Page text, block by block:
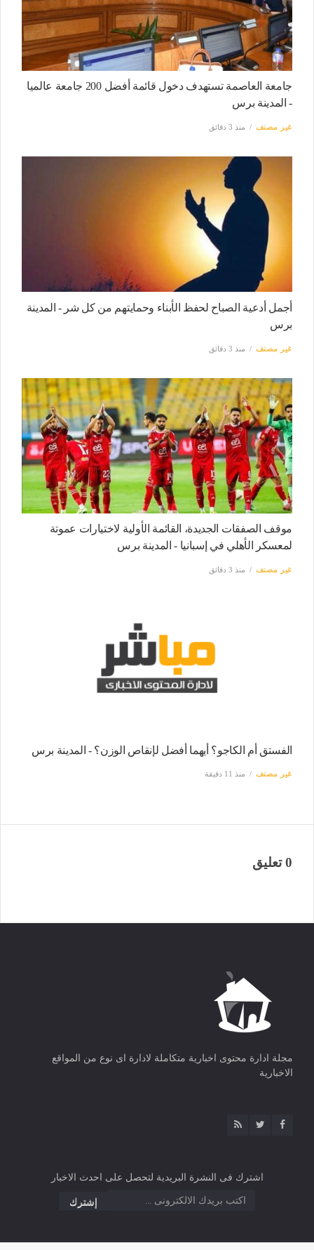
جامعة العاصمة تستهدف دخول قائمة أفضل 200 جامعة عالميا
- المدينة برس
غير مصنف منذ 3 دقائق
أجمل أدعية الصباح لحفظ الأبناء وحمايتهم من كل شر - المدينة
برس
غير مصنف منذ 3 دقائق
موقف الصفقات الجديدة، القائمة الأولية لاختيارات عموتة
لمعسكر الأهلي في إسبانيا - المدينة برس
غير مصنف منذ 3 دقائق
الفستق أم الكاجو؟ أيهما أفضل لإنقاص الوزن؟ - المدينة برس
غير مصنف منذ 11 دقيقة
0 تعليق
مجلة ادارة محتوى اخبارية متكاملة لادارة اى نوع من المواقع
الاخبارية
اشترك فى النشرة البريدية لتحصل على احدث الاخبار